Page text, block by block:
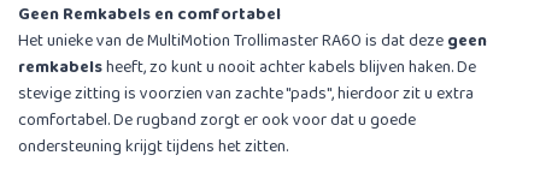
Geen Remkabels en comfortabel
Het unieke van de MultiMotion Trollimaster RA60 is dat dezegeen
remkabelsheeft, zo kunt u nooit achter kabels blijven haken. De
stevige zitting is voorzien van zachte ''pads'', hierdoor zit u extra
comfortabel. De rugband zorgt er ook voor dat u goede
ondersteuning krijgt tijdens het zitten.